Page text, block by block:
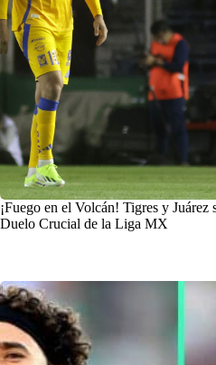
¡Fuego en el Volcán! Tigres y Juárez
Duelo Crucial de la Liga MX